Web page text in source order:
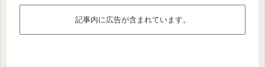
記事内に広告が含まれています。